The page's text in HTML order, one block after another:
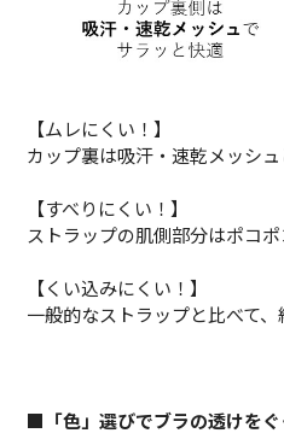
【ムレにくい！】
カップ裏は吸汗・速乾メッシ
【すべりにくい！】
ストラップの肌側部分はポコ
【くい込みにくい！】
一般的なストラップと比べて
■「色」選びでブラの透けをぐ